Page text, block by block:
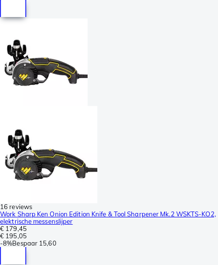
16 reviews
Work Sharp Ken Onion Edition Knife & Tool Sharpener Mk.2 WSKTS-KO2,
elektrische messenslijper
€ 179,45
€ 195,05
-8%Bespaar 15,60